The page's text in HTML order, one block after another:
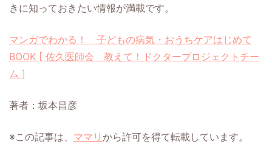
きに知っておきたい情報が満載です。
マンガでわかる！ 子どもの病気・おうちケアはじめて
BOOK [ 佐久医師会 教えて！ドクタープロジェクトチー
ム ]
著者：坂本昌彦
※この記事は、 ママリ から許可を得て転載しています。